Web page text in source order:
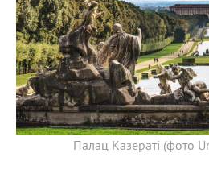
Палац Казераті (фото